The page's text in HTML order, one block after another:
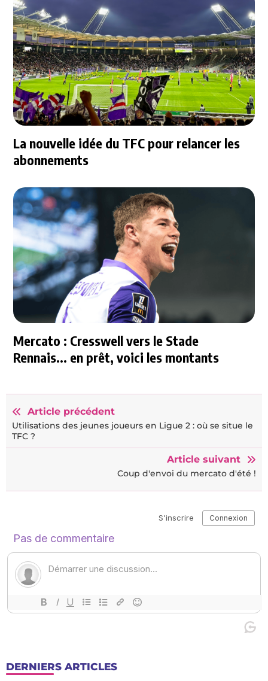
La nouvelle idée du TFC pour relancer les
abonnements
Mercato : Cresswell vers le Stade
Rennais... en prêt, voici les montants
Article précédent
Utilisations des jeunes joueurs en Ligue 2 : où se situe le
TFC ?
Article suivant
Coup d'envoi du mercato d'été !
DERNIERS ARTICLES